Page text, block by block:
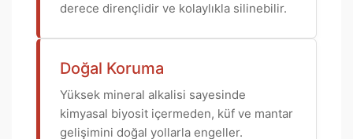
derece dirençlidir ve kolaylıkla silinebilir.
Doğal Koruma
Yüksek mineral alkalisi sayesinde
kimyasal biyosit içermeden, küf ve mantar
gelişimini doğal yollarla engeller.